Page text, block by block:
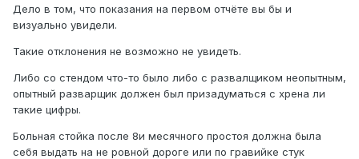
Вспоминается что после выезда в первый раз через час-
давление было явно меньше (такое ощущение что
развал делали на разном давлении), но проверенный
развальщик сказал что при разнице в давлении будет
меня.
Дело в том, что показания на первом отчёте вы бы и
визуально увидели.
Такие отклонения не возможно не увидеть.
Либо со стендом что-то было либо с развалщиком неопытным,
опытный разварщик должен был призадуматься с хрена ли
такие цифры.
Больная стойка после 8и месячного простоя должна была
себя выдать на не ровной дороге или по гравийке стук